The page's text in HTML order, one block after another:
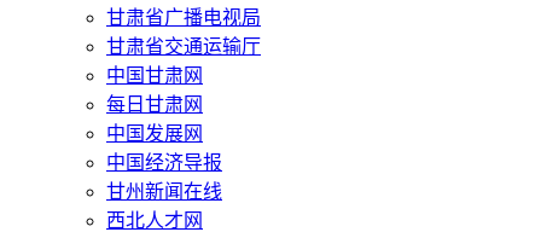
甘肃省广播电视局
甘肃省交通运输厅
中国甘肃网
每日甘肃网
中国发展网
中国经济导报
甘州新闻在线
西北人才网